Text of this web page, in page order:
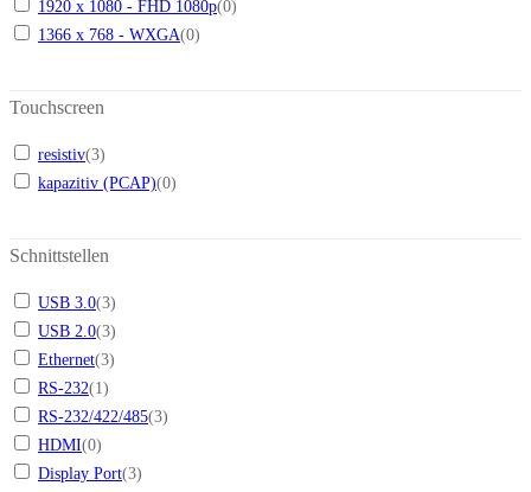
1920 x 1080 - FHD 1080p(0)
1366 x 768 - WXGA(0)
Touchscreen
resistiv(3)
kapazitiv (PCAP)(0)
Schnittstellen
USB 3.0(3)
USB 2.0(3)
Ethernet(3)
RS-232(1)
RS-232/422/485(3)
HDMI(0)
Display Port(3)